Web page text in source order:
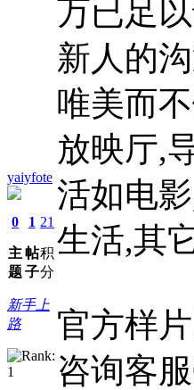
yaiyfote
0
主
题
1
帖
子
21
积
分
新手上
路
万已足
新人的
唯美而
放映厅,
活如电
生活,其
官方样
咨询客